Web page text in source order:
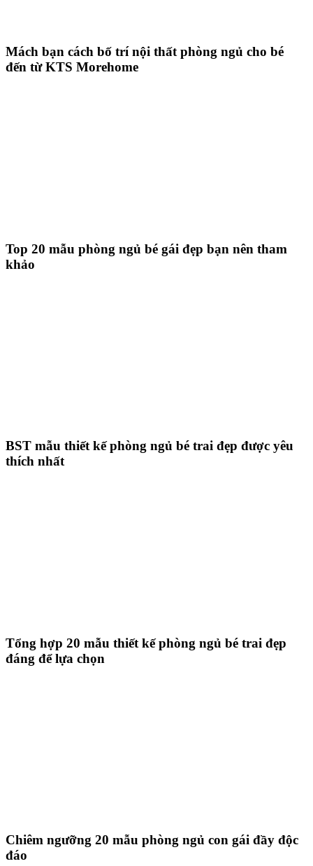
Mách bạn cách bố trí nội thất phòng ngủ cho bé
đến từ KTS Morehome
Top 20 mẫu phòng ngủ bé gái đẹp bạn nên tham
khảo
BST mẫu thiết kế phòng ngủ bé trai đẹp được yêu
thích nhất
Tổng hợp 20 mẫu thiết kế phòng ngủ bé trai đẹp
đáng để lựa chọn
Chiêm ngưỡng 20 mẫu phòng ngủ con gái đầy độc
đáo